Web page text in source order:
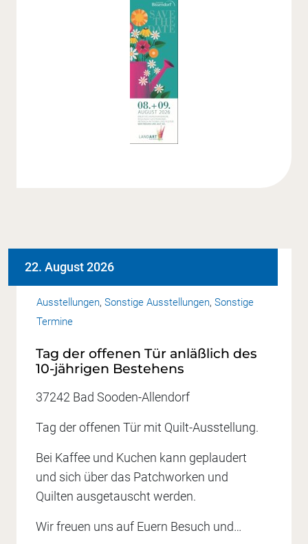
Ausstellungen, Sonstige Ausstellungen, Sonstige
Termine
22. August 2026
Tag der offenen Tür anläßlich des
10-jährigen Bestehens
37242 Bad Sooden-Allendorf
Tag der offenen Tür mit Quilt-Ausstellung.
Bei Kaffee und Kuchen kann geplaudert
und sich über das Patchworken und
Quilten ausgetauscht werden.
Wir freuen uns auf Euern Besuch und…